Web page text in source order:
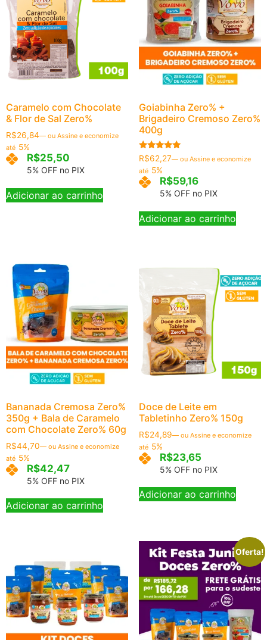
Caramelo com Chocolate
& Flor de Sal Zero%
R$26,84— ou Assine e economize
até 5%
R$25,50
5% OFF no PIX
Adicionar ao carrinho
Goiabinha Zero% +
Brigadeiro Cremoso Zero%
400g
Avaliação
5.00
de 5
R$62,27—ou Assine e economize
até 5%
R$59,16
5% OFF no PIX
Adicionar ao carrinho
Bananada Cremosa Zero%
350g + Bala de Caramelo
com Chocolate Zero% 60g
R$44,70— ou Assine e economize
até 5%
R$42,47
5% OFF no PIX
Adicionar ao carrinho
Doce de Leite em
Tabletinho Zero% 150g
R$24,89—ou Assine e economize
até 5%
R$23,65
5% OFF no PIX
Adicionar ao carrinho
Oferta!